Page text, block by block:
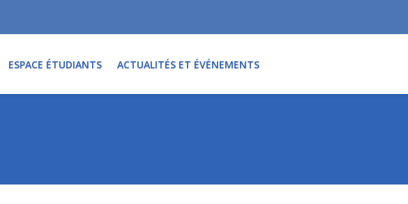
ESPACE ÉTUDIANTS ACTUALITÉS ET ÉVÉNEMENTS